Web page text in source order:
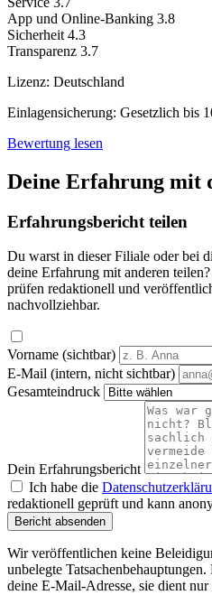
App und Online-Banking 3.8
Sicherheit 4.3
Transparenz 3.7
Lizenz: Deutschland
Einlagensicherung: Gesetzlich bis
Bewertung lesen
Deine Erfahrung mit
Erfahrungsbericht teilen
Du warst in dieser Filiale oder bei
deine Erfahrung mit anderen
prüfen redaktionell und
nachvollziehbar.
Vorname (sichtbar)
E-Mail (intern, nicht sichtbar)
Gesamteindruck
Dein Erfahrungsbericht
Ich habe die
redaktionell geprüft und kann
Bericht absenden
Wir veröffentlichen keine
unbelegte
deine E-Mail-Adresse, sie dient